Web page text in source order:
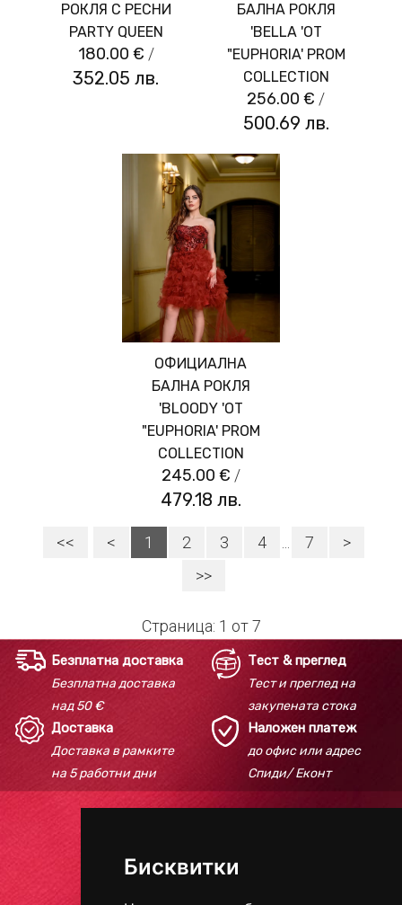
Бисквитки
РОКЛЯ С РЕСНИ
PARTY QUEEN
180.00 € /
352.05 лв.
БАЛНА РОКЛЯ
'BELLA 'ОТ
"EUPHORIA' PROM
COLLECTION
256.00 € /
500.69 лв.
ОФИЦИАЛНА
БАЛНА РОКЛЯ
'BLOODY 'ОТ
"EUPHORIA' PROM
COLLECTION
245.00 € /
479.18 лв.
<< < 1 2 3 4 7
>
>>
Страница: 1 от 7
Безплатна доставка
Безплатна доставка
над 50 €
Тест & преглед
Тест и преглед на
закупената стока
Доставка
Доставка в рамките
на 5 работни дни
Наложен платеж
до офис или адрес
Спиди/ Еконт